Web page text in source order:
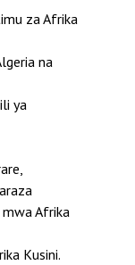
za Afrika
na
ya
mwa Afrika
Kusini.